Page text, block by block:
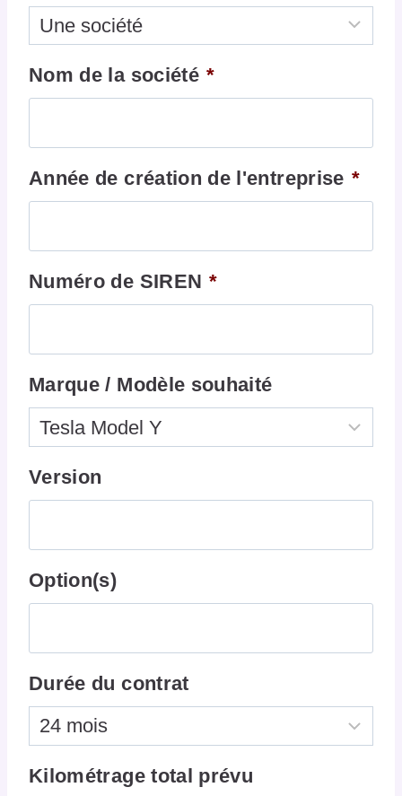
Nom de la société *
Année de création de l'entreprise *
Numéro de SIREN *
Marque / Modèle souhaité
Version
Option(s)
Durée du contrat
Kilométrage total prévu